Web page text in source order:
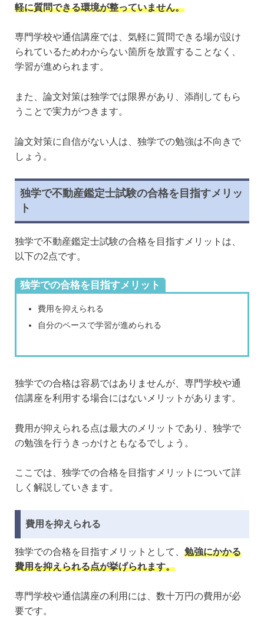
軽に質問できる環境が整っていません。
専門学校や通信講座では、気軽に質問できる場が設け
られているためわからない箇所を放置することなく、
学習が進められます。
また、論文対策は独学では限界があり、添削してもら
うことで実力がつきます。
論文対策に自信がない人は、独学での勉強は不向きで
しょう。
独学で不動産鑑定士試験の合格を目指すメリッ
ト
独学で不動産鑑定士試験の合格を目指すメリットは、
以下の2点です。
独学での合格を目指すメリット
費用を抑えられる
自分のペースで学習が進められる
独学での合格は容易ではありませんが、専門学校や通
信講座を利用する場合にはないメリットがあります。
費用が抑えられる点は最大のメリットであり、独学で
の勉強を行うきっかけともなるでしょう。
ここでは、独学での合格を目指すメリットについて詳
しく解説していきます。
費用を抑えられる
独学での合格を目指すメリットとして、 勉強にかかる
費用を抑えられる点が挙げられます。
専門学校や通信講座の利用には、数十万円の費用が必
要です。